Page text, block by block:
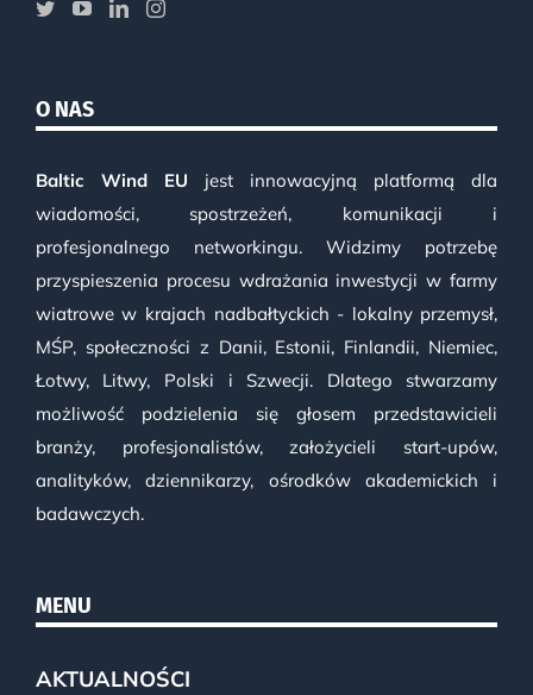
O NAS
Baltic Wind EU jest innowacyjną platformą dla
wiadomości, spostrzeżeń, komunikacji i
profesjonalnego networkingu. Widzimy potrzebę
przyspieszenia procesu wdrażania inwestycji w farmy
wiatrowe w krajach nadbałtyckich - lokalny przemysł,
MŚP, społeczności z Danii, Estonii, Finlandii, Niemiec,
Łotwy, Litwy, Polski i Szwecji. Dlatego stwarzamy
możliwość podzielenia się głosem przedstawicieli
branży, profesjonalistów, założycieli start-upów,
analityków, dziennikarzy, ośrodków akademickich i
badawczych.
MENU
AKTUALNOŚCI